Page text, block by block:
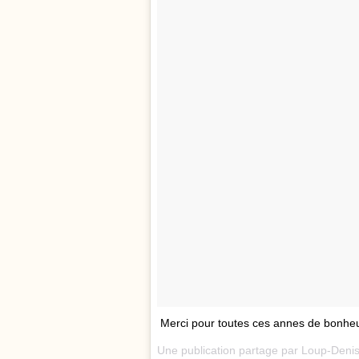
Merci pour toutes ces annes de
Une publication partage par Loup-